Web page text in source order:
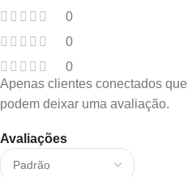
0
0
0
Avaliações
Apenas clientes conectados
podem deixar uma avaliação.